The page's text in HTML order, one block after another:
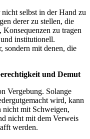
selbst in der Hand zu
derer zu stellen, die
zu tragen
institutionell.
sondern mit denen, die
und Demut
Vergebung. Solange
wird, kann
nicht mit Schweigen,
nicht mit dem Verweis
werden.